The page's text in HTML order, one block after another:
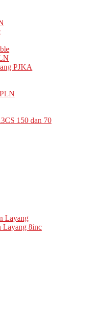
PJKA
150 dan 70
Layang
Layang 8inc